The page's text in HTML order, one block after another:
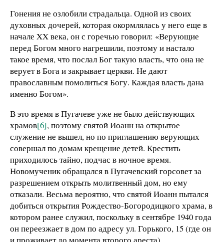
Гонения не озлобили страдальца. Одной из своих
духовных дочерей, которая окормлялась у него еще в
начале XX века, он с горечью говорил: «Верующие
перед Богом много нагрешили, поэтому и настало
такое время, что послал Бог такую власть, что она не
верует в Бога и закрывает церкви. Не дают
православным помолиться Богу. Каждая власть дана
именно Богом».
В это время в Пугачеве уже не было действующих
храмов[6], поэтому святой Иоанн на открытое
служение не вышел, но по приглашению верующих
совершал по домам крещение детей. Крестить
приходилось тайно, подчас в ночное время.
Новомученик обращался в Пугачевский горсовет за
разрешением открыть молитвенный дом, но ему
отказали. Весьма вероятно, что святой Иоанн пытался
добиться открытия Рождество-Богородицкого храма, в
котором ранее служил, поскольку в сентябре 1940 года
он переезжает в дом по адресу ул. Горького, 15 (где он